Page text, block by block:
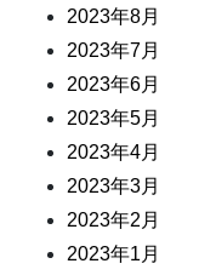
2023年8月
2023年7月
2023年6月
2023年5月
2023年4月
2023年3月
2023年2月
2023年1月